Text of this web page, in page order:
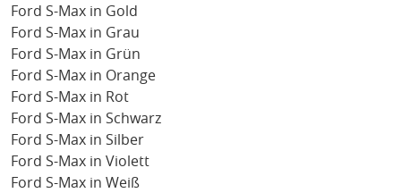
Ford S-Max in Gold
Ford S-Max in Grau
Ford S-Max in Grün
Ford S-Max in Orange
Ford S-Max in Rot
Ford S-Max in Schwarz
Ford S-Max in Silber
Ford S-Max in Violett
Ford S-Max in Weiß